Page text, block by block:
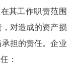
其工作职责范围
对造成的资产损
担的责任。企业
：